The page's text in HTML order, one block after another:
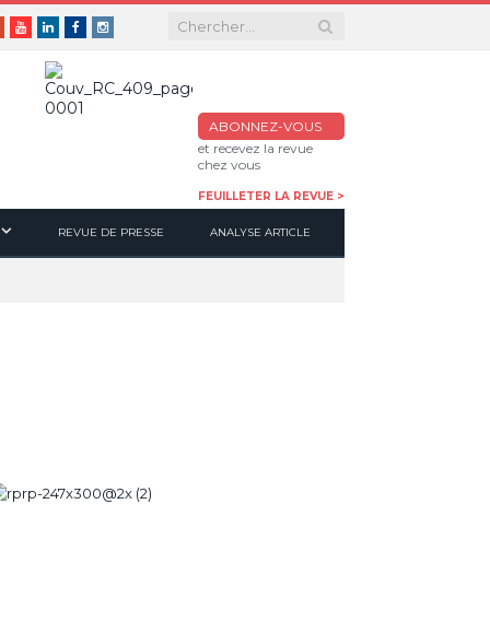
YoutubeLinkedinFacebookInstagram
ABONNEZ-VOUS
et recevez la revue
chez vous
FEUILLETER LA REVUE >
REVUE DE PRESSE ANALYSE ARTICLE